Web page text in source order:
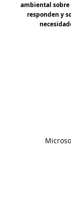
ambiental
responden y